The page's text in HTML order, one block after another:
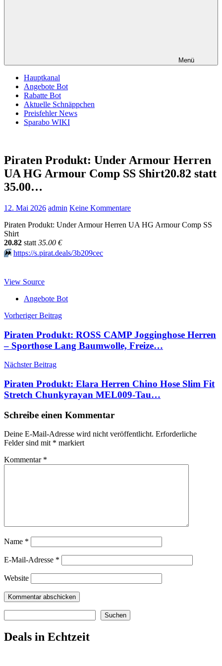
Menü
Hauptkanal
Angebote Bot
Rabatte Bot
Aktuelle Schnäppchen
Preisfehler News
Sparabo WIKI
Piraten Produkt: Under Armour Herren
UA HG Armour Comp SS Shirt20.82 statt
35.00…
12. Mai 2026 admin Keine Kommentare
Piraten Produkt: Under Armour Herren UA HG Armour Comp SS
Shirt
20.82 statt 35.00 €
⏩️ https://s.pirat.deals/3b209cec
View Source
Angebote Bot
Beitragsnavigation
Vorheriger Beitrag
Piraten Produkt: ROSS CAMP Jogginghose Herren
– Sporthose Lang Baumwolle, Freize…
Nächster Beitrag
Piraten Produkt: Elara Herren Chino Hose Slim Fit
Stretch Chunkyrayan MEL009-Tau…
Schreibe einen Kommentar
Deine E-Mail-Adresse wird nicht veröffentlicht. Erforderliche
Felder sind mit * markiert
Kommentar *
Name *
E-Mail-Adresse *
Website
Suchen
Deals in Echtzeit